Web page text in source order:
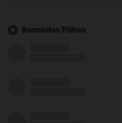
Komunitas Pilihan